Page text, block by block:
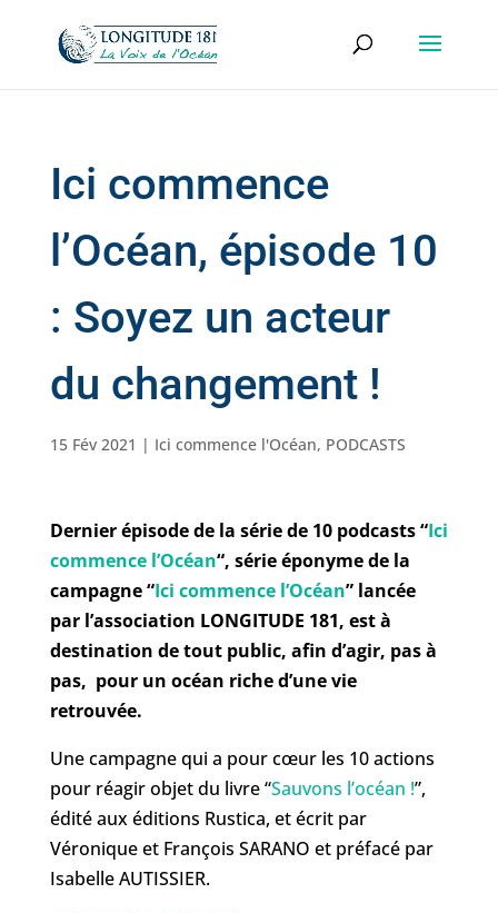
Ici commence
l’Océan, épisode 10
: Soyez un acteur
du changement !
15 Fév 2021 | Ici commence l'Océan, PODCASTS
Dernier épisode de la série de 10 podcasts “Ici
commence l’Océan“, série éponyme de la
campagne “Ici commence l’Océan” lancée
par l’association LONGITUDE 181, est à
destination de tout public, afin d’agir, pas à
pas, pour un océan riche d’une vie
retrouvée.
Une campagne qui a pour cœur les 10 actions
pour réagir objet du livre “Sauvons l’océan !”,
édité aux éditions Rustica, et écrit par
Véronique et François SARANO et préfacé par
Isabelle AUTISSIER.